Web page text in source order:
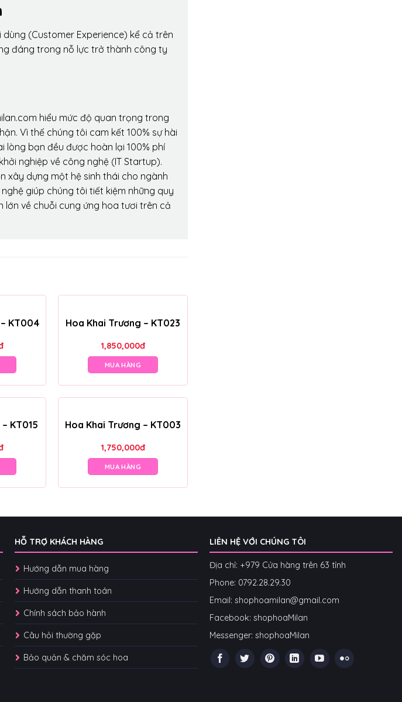
(Customer Experience) kể cả trên
đáng trong nỗ lực trở thành công ty
hiểu mức độ quan trọng trong
Vì thế chúng tôi cam kết 100% sự hài
lòng bạn đều được hoàn lại 100% phí
nghiệp về công nghệ (IT Startup).
xây dựng một hệ sinh thái cho ngành
giúp chúng tôi tiết kiệm những quy
về chuỗi cung ứng hoa tươi trên cả
KT004 Hoa Khai Trương – KT023
1,850,000đ
MUA HÀNG
KT015 Hoa Khai Trương – KT003
1,750,000đ
MUA HÀNG
HỖ TRỢ KHÁCH HÀNG
Hướng dẫn mua hàng
Hướng dẫn thanh toán
Chính sách bảo hành
Câu hỏi thường gặp
Bảo quản & chăm sóc hoa
LIÊN HỆ VỚI CHÚNG TÔI
Địa chỉ: +979 Cửa hàng trên 63 tỉnh
Phone: 0792.28.29.30
Email: shophoamilan@gmail.com
Facebook: shophoaMilan
Messenger: shophoaMilan